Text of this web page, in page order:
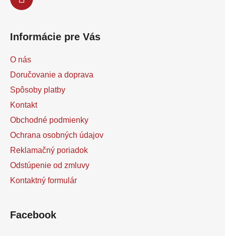
Informácie pre Vás
O nás
Doručovanie a doprava
Spôsoby platby
Kontakt
Obchodné podmienky
Ochrana osobných údajov
Reklamačný poriadok
Odstúpenie od zmluvy
Kontaktný formulár
Facebook